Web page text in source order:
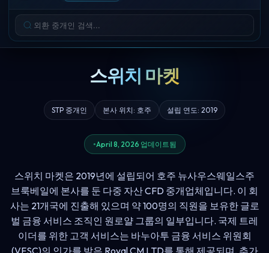
스위치 마켓
STP 중개인 본사 위치: 호주 설립 연도: 2019
April 8, 2026 업데이트됨
스위치 마켓은 2019년에 설립되어 호주 뉴사우스웨일스주
브룩베일에 본사를 둔 다중 자산 CFD 중개업체입니다. 이 회
사는 21개국에 진출해 있으며 약 100명의 직원을 보유한 글로
벌 금융 서비스 조직인 원로얄 그룹의 일부입니다. 국제 트레
이더를 위한 고객 서비스는 바누아투 금융 서비스 위원회
(VFSC)의 인가를 받은 Royal CM LTD를 통해 제공되며, 추가